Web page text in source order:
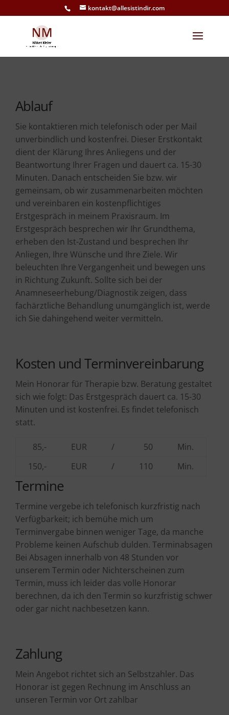
kontakt@allesistindir.com
​Ablauf
Sie kontaktieren mich telefonisch oder per Mail
unverbindlich und kostenfrei. Dieser Erstkontakt
dient der Klärung Ihres Anliegens und der
Beantwortung Ihrer Fragen und dauert ca. 15-30
Minuten. Danach entscheiden Sie bzw. wir
gemeinsam, ob wir zusammenarbeiten möchten
und vereinbaren ein kostenpflichtiges
Erstgespräch in meinem Praxisraum. Im
Erstgespräch besprechen wir Ihr Grundthema,
erheben den Ist-Zustand und besprechen Ihr
Anliegen, Ihre Wünsche und Ihre Ziele. Wir
beleuchten Ihre Vergangenheit und bewegen uns
in Richtung Zukunft. Sollte sich bei der
Anamneseerhebung/Diagnostik zeigen, dass
fachärztliche Behandlung unumgänglich ist, werde
ich Sie dahingehend weiter vermitteln.
Kosten und Terminvereinbarung
Mein Honorar für Therapie bzw. Beratung gestaltet
sich wie folgt: Das Erstgespräch dauert ca. 15-30
Minuten und ist kostenfrei. Es findet telefonisch
statt.
85,- EUR / 50
Min.
150,-
EUR / 110 Min.
Termine
Termine vergebe ich telefonisch kurzfristig nach
Verfügbarkeit; ich bemühe mich um
Terminvergabe binnen weniger Tage, da manche
Probleme keinen Aufschub dulden. Terminabsagen
Bei Absagen innerhalb von 48 Stunden vor
unserem Termin oder Nichterscheinen zum
Termin, muss ich leider das volle Honorar
berechnen, da ich den Termin so kurzfristig schwer
oder gar nicht nachbesetzen kann.
Zahlung
Mein Angebot richtet sich an Selbstzahler. Das
Honorar ist gegen Rechnung im Anschluss an
unseren Termin vor Ort zahlbar